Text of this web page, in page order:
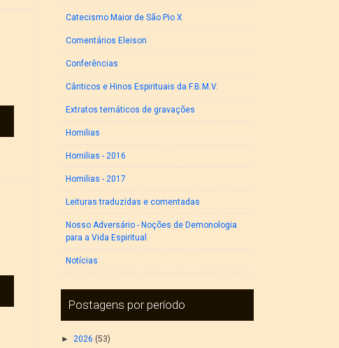
Catecismo Maior de São Pio X
Comentários Eleison
Conferências
Cânticos e Hinos Espirituais da F.B.M.V.
Extratos temáticos de gravações
Homilias
Homilias - 2016
Homilias - 2017
Leituras traduzidas e comentadas
Nosso Adversário - Noções de Demonologia
para a Vida Espiritual
Notícias
Postagens por período
► 2026 (53)